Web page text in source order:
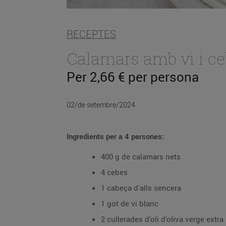
RECEPTES
Calamars amb vi i
Per 2,66 € per persona
02/de setembre/2024
Ingredients per a 4 persones:
400 g de calamars nets
4 cebes
1 cabeça d'alls sencera
1 got de vi blanc
2 cullerades d'oli d'oliva verge extra